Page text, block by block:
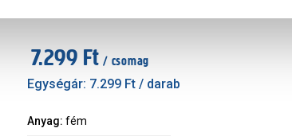
7.299 Ft / csomag
Egységár: 7.299 Ft / darab
Anyag: fém